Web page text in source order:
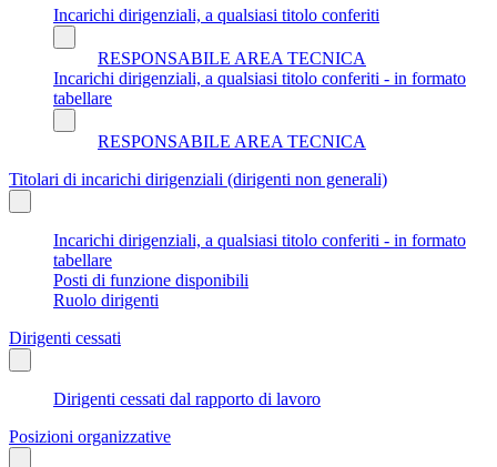
Incarichi dirigenziali, a qualsiasi titolo conferiti
RESPONSABILE AREA TECNICA
Incarichi dirigenziali, a qualsiasi titolo conferiti - in formato
tabellare
RESPONSABILE AREA TECNICA
Titolari di incarichi dirigenziali (dirigenti non generali)
Incarichi dirigenziali, a qualsiasi titolo conferiti - in formato
tabellare
Posti di funzione disponibili
Ruolo dirigenti
Dirigenti cessati
Dirigenti cessati dal rapporto di lavoro
Posizioni organizzative